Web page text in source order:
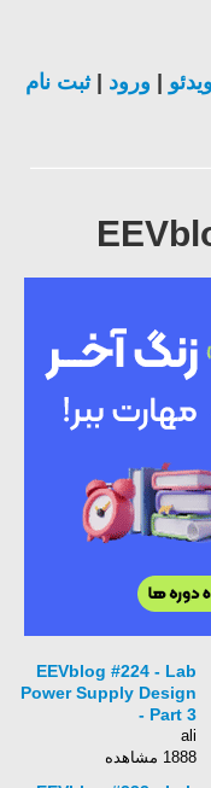
ورود |ثبت نام
EEVblog #224 - Lab
Power Supply Design
- Part 3
ali
1888 مشاهده